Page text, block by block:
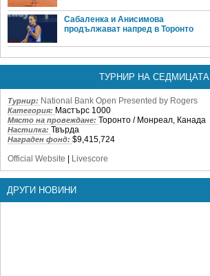
Сабаленка и Анисимова
продължават напред в Торонто
ТУРНИР НА СЕДМИЦАТА
Турнир: National Bank Open Presented by Rogers
Категория: Мастърс 1000
Място на провеждане: Торонто / Монреал, Канада
Настилка: Твърда
Награден фонд: $9,415,724
Official Website
Livescore
ДРУГИ НОВИНИ